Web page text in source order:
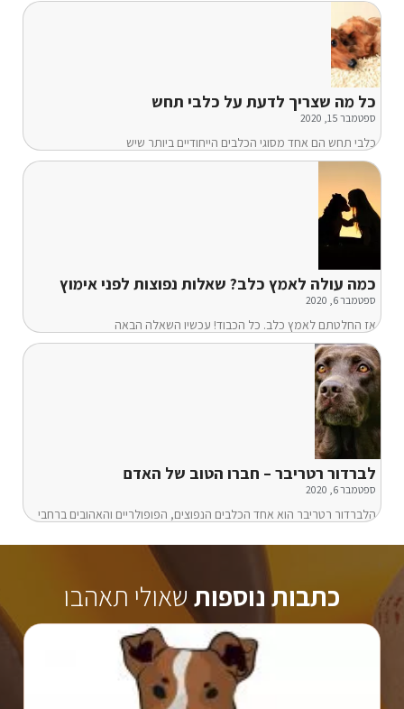
כל מה שצריך לדעת על כלבי תחש
ספטמבר 15, 2020
כלבי תחש הם אחד מסוגי הכלבים הייחודיים ביותר שיש
כמה עולה לאמץ כלב? שאלות נפוצות לפני אימוץ
ספטמבר 6, 2020
אז החלטתם לאמץ כלב. כל הכבוד! עכשיו השאלה הבאה
לברדור רטריבר – חברו הטוב של האדם
ספטמבר 6, 2020
הלברדור רטריבר הוא אחד הכלבים הנפוצים, הפופולריים והאהובים ברחבי
כתבות נוספות שאולי תאהבו